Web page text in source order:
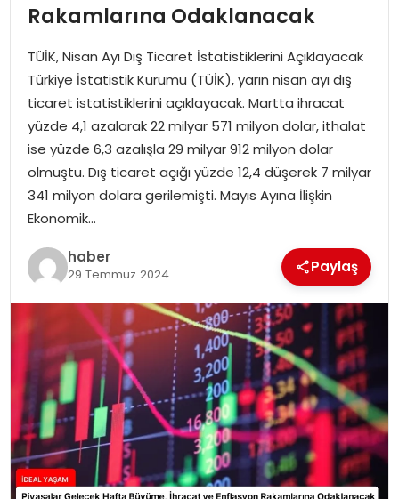
İDEAL SPOR
YAŞAM
MAGAZIN
SAĞLIK
SOSYAL HABER
Rakamlarına Odaklanacak
TÜİK, Nisan Ayı Dış Ticaret İstatistiklerini Açıklayacak
Türkiye İstatistik Kurumu (TÜİK), yarın nisan ayı dış
ticaret istatistiklerini açıklayacak. Martta ihracat
yüzde 4,1 azalarak 22 milyar 571 milyon dolar, ithalat
ise yüzde 6,3 azalışla 29 milyar 912 milyon dolar
olmuştu. Dış ticaret açığı yüzde 12,4 düşerek 7 milyar
341 milyon dolara gerilemişti. Mayıs Ayına İlişkin
Ekonomik…
haber
29 Temmuz 2024 Paylaş